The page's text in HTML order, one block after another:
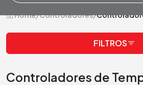
Home/Controladores/
FILTROS
Controladores de